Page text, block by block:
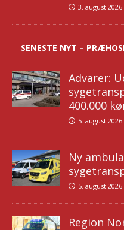
3. august 2026
SENESTE NYT –
Advarer:
400.000
5. august 2026
Ny
5. august 2026
Region